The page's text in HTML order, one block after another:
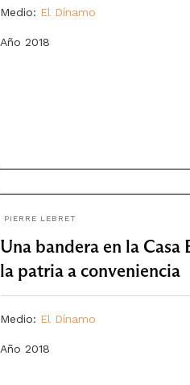
Medio: El Dínamo
Año 2018
PIERRE LEBRET
Una bandera en la Casa
la patria a conveniencia
Medio: El Dínamo
Año 2018